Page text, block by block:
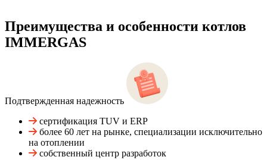
Преимущества и особенности котлов
IMMERGAS
Подтвержденная надежность
сертификация TUV и ERP
более 60 лет на рынке, специализации исключительно
на отоплении
собственный центр разработок